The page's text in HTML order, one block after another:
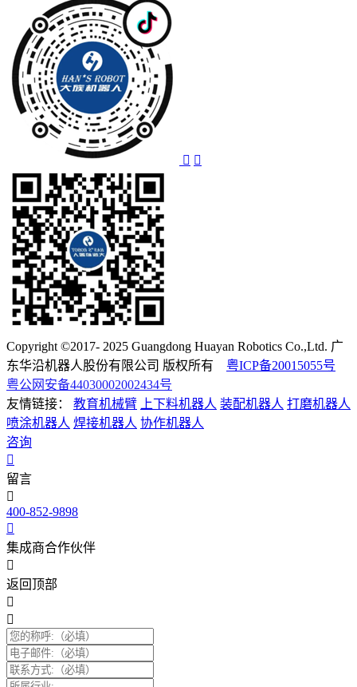
Copyright ©2017- 2025 Guangdong Huayan Robotics Co.,Ltd. 广
东华沿机器人股份有限公司 版权所有 粤ICP备20015055号
粤公网安备44030002002434号
友情链接：
教育机械臂 上下料机器人 装配机器人 打磨机器人
喷涂机器人 焊接机器人 协作机器人
咨询
留言
400-852-9898
集成商合作伙伴
返回顶部